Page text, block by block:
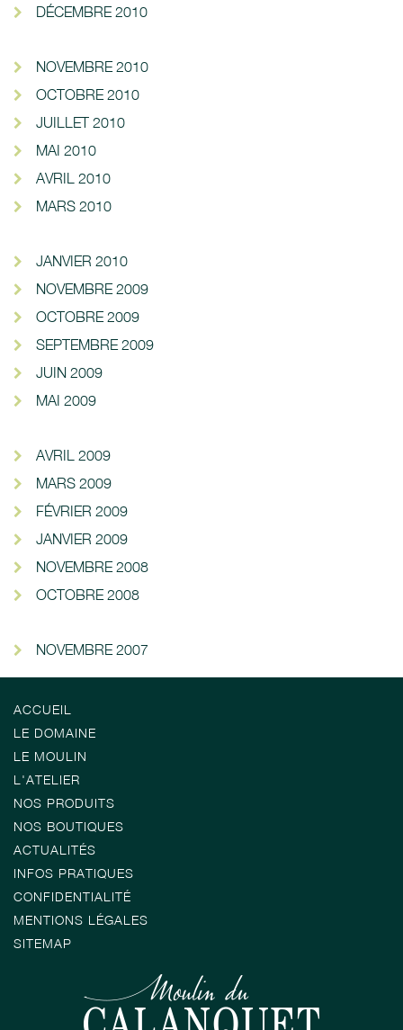
DÉCEMBRE 2010
NOVEMBRE 2010
OCTOBRE 2010
JUILLET 2010
MAI 2010
AVRIL 2010
MARS 2010
JANVIER 2010
NOVEMBRE 2009
OCTOBRE 2009
SEPTEMBRE 2009
JUIN 2009
MAI 2009
AVRIL 2009
MARS 2009
FÉVRIER 2009
JANVIER 2009
NOVEMBRE 2008
OCTOBRE 2008
NOVEMBRE 2007
ACCUEIL
LE DOMAINE
LE MOULIN
L'ATELIER
NOS PRODUITS
NOS BOUTIQUES
ACTUALITÉS
INFOS PRATIQUES
CONFIDENTIALITÉ
MENTIONS LÉGALES
SITEMAP